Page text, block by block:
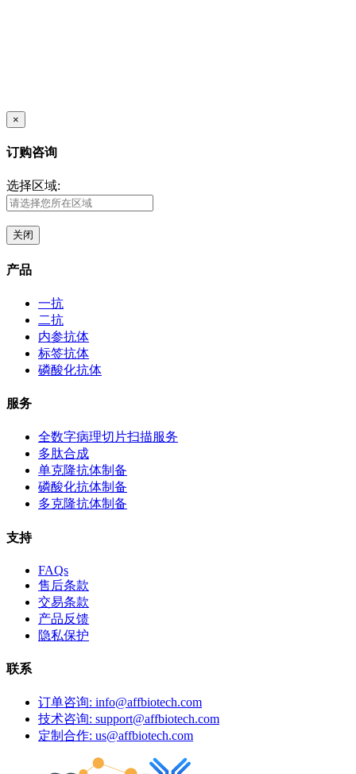
×
订购咨询
选择区域:
关闭
产品
一抗
二抗
内参抗体
标签抗体
磷酸化抗体
服务
全数字病理切片扫描服务
多肽合成
单克隆抗体制备
磷酸化抗体制备
多克隆抗体制备
支持
FAQs
售后条款
交易条款
产品反馈
隐私保护
联系
订单咨询: info@affbiotech.com
技术咨询: support@affbiotech.com
定制合作: us@affbiotech.com